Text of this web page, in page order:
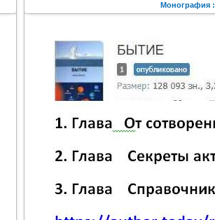
Монография